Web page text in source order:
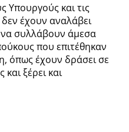
Υπουργούς και τις
δεν έχουν αναλάβει
συλλάβουν άμεσα
που επιτέθηκαν
όπως έχουν δράσει σε
ξέρει και